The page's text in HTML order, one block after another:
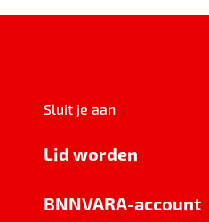
Sluit je aan
Lid worden
BNNVARA-account